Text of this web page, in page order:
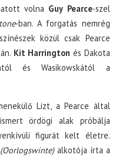
volna Guy Pearce-szel
-ban. A forgatás nemrég
közül csak Pearce
Kit Harrington és Dakota
és Wasikowskától a
Lizt, a Pearce által
ördögi alak próbálja
figurát kelt életre.
alkotója írta a